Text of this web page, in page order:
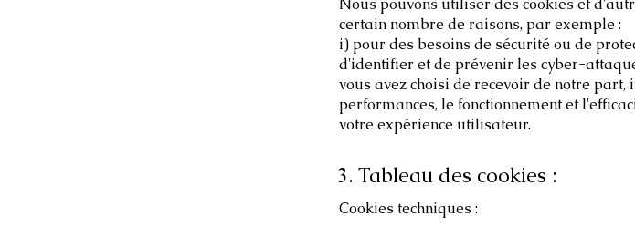
Nous pouvons utiliser des cookies et
certain nombre de raisons, par exemple :
i) pour des besoins de sécurité ou de
d'identifier et de prévenir les cyber-
vous avez choisi de recevoir de notre
performances, le fonctionnement et
votre expérience utilisateur.
3. Tableau des cookies :
Cookies techniques :